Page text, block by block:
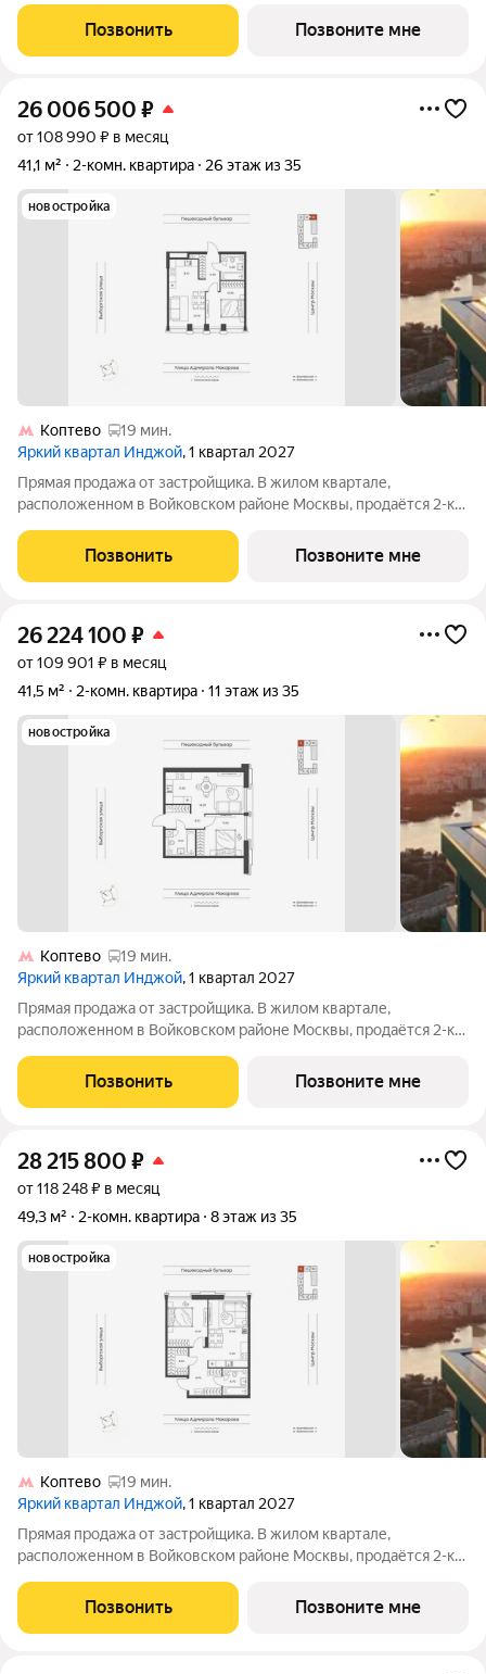
расположена на 33 этаже 35-этажного дома, корпус 1, в жилом
квартале бизнес-класса Инджой. Инджой
Позвонить Позвоните мне
26 006 500 ₽
от 108 990 ₽ в месяц
41,1 м²
2-комн. квартира 26 этаж из 35
новостройка
Коптево
19 мин.
Яркий квартал Инджой, 1 квартал 2027
Прямая продажа от застройщика. В жилом квартале,
расположенном в Войковском районе Москвы, продаётся 2-к
расположена на 26 этаже 32-этажного дома, корпус 1, в жилом
квартале бизнес-класса Инджой.
Позвонить Позвоните мне
26 224 100 ₽
от 109 901 ₽ в месяц
41,5 м²
2-комн. квартира 11 этаж из 35
новостройка
Коптево
19 мин.
Яркий квартал Инджой, 1 квартал 2027
Прямая продажа от застройщика. В жилом квартале,
расположенном в Войковском районе Москвы, продаётся 2-к
расположена на 11 этаже 12-этажного дома, корпус 1, в жилом
квартале бизнес-класса Инджой.
Позвонить Позвоните мне
28 215 800 ₽
от 118 248 ₽ в месяц
49,3 м²
2-комн. квартира 8 этаж из 35
новостройка
Коптево
19 мин.
Яркий квартал Инджой, 1 квартал 2027
Прямая продажа от застройщика. В жилом квартале,
расположенном в Войковском районе Москвы, продаётся 2-к
расположена на 8 этаже 12-этажного дома, корпус 1, в жилом
квартале бизнес-класса Инджой.
Позвонить Позвоните мне